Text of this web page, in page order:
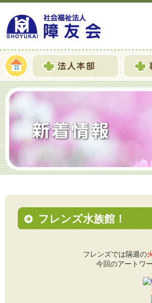
フレンズ水族館！
フレンズでは隔週の
今回のアートワ